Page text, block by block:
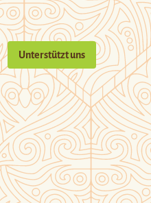
Unterstützt uns